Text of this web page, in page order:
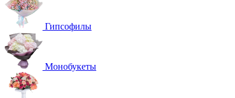
Гипсофилы
Монобукеты